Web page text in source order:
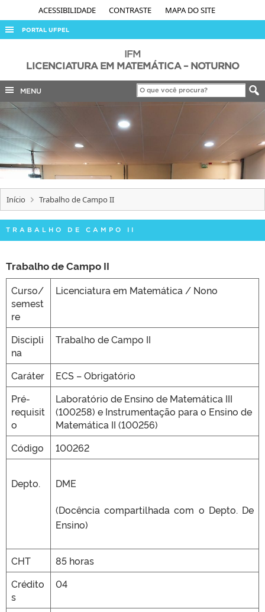
ACESSIBILIDADE CONTRASTE MAPA DO SITE
PORTAL UFPEL
AUDITORIA
COBALTO
CONCURSOS
EDITAIS
INTERNACIONAL
OUVIDORIA
PORTARIAS
TELEFONES
IFM
LICENCIATURA EM MATEMÁTICA – NOTURNO
MENU
Início Trabalho de Campo II
TRABALHO DE CAMPO II
Trabalho de Campo II
Curso/
semest
re
Licenciatura em Matemática / Nono
Discipli
na
Trabalho de Campo II
Caráter
ECS – Obrigatório
Pré-
requisit
o
Laboratório de Ensino de Matemática III
(100258) e Instrumentação para o Ensino de
Matemática II (100256)
Código
100262
Depto. DME
(Docência compartilhada com o Depto. De
Ensino)
CHT
85 horas
Crédito
s
04